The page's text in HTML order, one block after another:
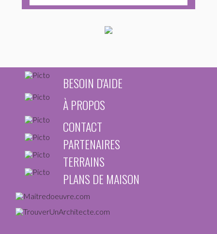
BESOIN D'AIDE
À PROPOS
CONTACT
PARTENAIRES
TERRAINS
PLANS DE MAISON